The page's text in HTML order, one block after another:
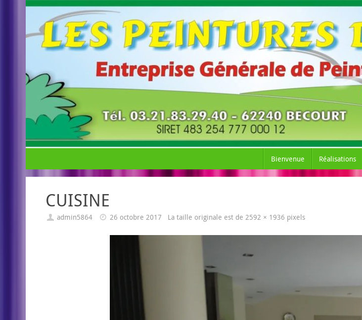
Bienvenue Réalisations
CUISINE
admin5864 26 octobre 2017 La taille originale est de2592 × 1936 pixels